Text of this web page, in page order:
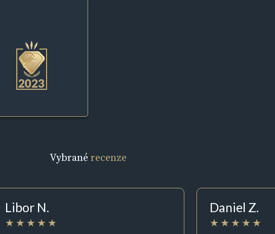
Vybrané recenze
Libor N. Daniel Z.